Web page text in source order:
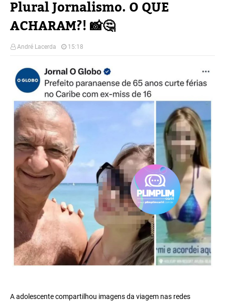
Plural Jornalismo. O QUE
ACHARAM?! 📸🤔
André Lacerda 15:18
A adolescente compartilhou imagens da viagem nas redes